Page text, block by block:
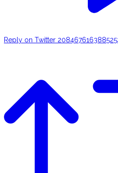
Reply on Twitter